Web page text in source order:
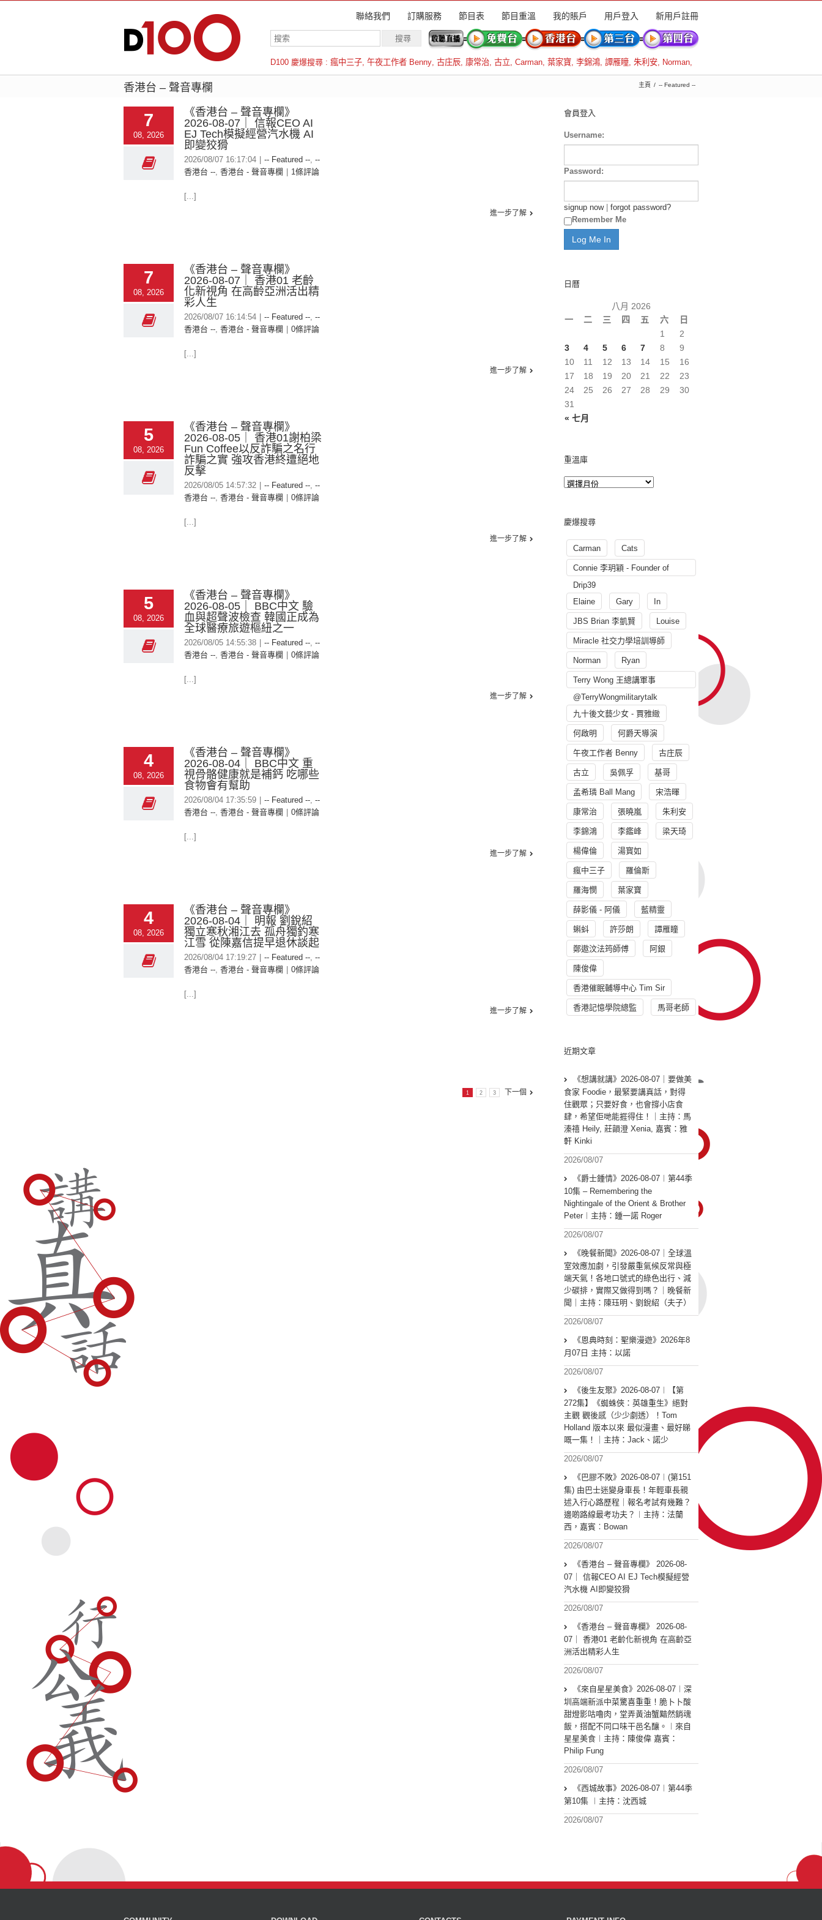
聯絡我們 訂購服務 節目表 節目重溫 我的賬戶 用戶登入 新用戶註冊
D100 慶爆搜尋 : 瘋中三子, 午夜工作者 Benny, 古庄辰, 康常治, 古立, Carman, 葉家寶, 李錦鴻, 譚雁瞳, 朱利安, Norman,
羅倫斯
香港台 – 聲音專欄 主頁 -- Featured --
7
08, 2026
《香港台 – 聲音專欄》
2026-08-07｜ 信報CEO AI
EJ Tech模擬經營汽水機 AI
即變狡猾
2026/08/07 16:17:04 -- Featured --, --
香港台 --, 香港台 - 聲音專欄 1條評論
[...]
進一步了解
7
08, 2026
《香港台 – 聲音專欄》
2026-08-07｜ 香港01 老齡
化新視角 在高齡亞洲活出精
彩人生
2026/08/07 16:14:54 -- Featured --, --
香港台 --, 香港台 - 聲音專欄 0條評論
[...]
進一步了解
5
08, 2026
《香港台 – 聲音專欄》
2026-08-05｜ 香港01謝柏梁
Fun Coffee以反詐騙之名行
詐騙之實 強攻香港終遭絕地
反擊
2026/08/05 14:57:32 -- Featured --, --
香港台 --, 香港台 - 聲音專欄 0條評論
[...]
進一步了解
5
08, 2026
《香港台 – 聲音專欄》
2026-08-05｜ BBC中文 驗
血與超聲波檢查 韓國正成為
全球醫療旅遊樞紐之一
2026/08/05 14:55:38 -- Featured --, --
香港台 --, 香港台 - 聲音專欄 0條評論
[...]
進一步了解
4
08, 2026
《香港台 – 聲音專欄》
2026-08-04｜ BBC中文 重
視骨骼健康就是補鈣 吃哪些
食物會有幫助
2026/08/04 17:35:59 -- Featured --, --
香港台 --, 香港台 - 聲音專欄 0條評論
[...]
進一步了解
4
08, 2026
《香港台 – 聲音專欄》
2026-08-04｜ 明報 劉銳紹
獨立寒秋湘江去 孤舟獨釣寒
江雪 從陳嘉信提早退休談起
2026/08/04 17:19:27 -- Featured --, --
香港台 --, 香港台 - 聲音專欄 0條評論
[...]
進一步了解
1 2 3 下一個
會員登入
Username:
Password:
signup now| forgot password?
Remember Me
日曆
八月 2026
一
二 三 四 五 六 日
« 七月
1
2
3
4 5 6 7 8
9
10
11 12 13 14 15
16
17
18 19 20 21 22
23
24
25 26 27 28 29
30
31
重溫庫
慶爆搜尋
Carman Cats
Connie 李玥穎 - Founder of
Drip39
Elaine
Gary In
JBS Brian 李凱賢 Louise
Miracle 社交力學培訓導師
Norman Ryan
Terry Wong 王總講軍事
@TerryWongmilitarytalk
九十後文藝少女 - 賈雅緻
何啟明 何爵天導演
午夜工作者 Benny 古庄辰
古立 吳佩孚 基哥
孟希璘 Ball Mang 宋浩暉
康常治 張曉嵐 朱利安
李錦鴻 李鑑峰 梁天琦
楊偉倫 湯寳如
瘋中三子 羅倫斯
羅海憫 葉家寶
薛影儀 - 阿儀 藍精靈
蝌蚪 許莎朗 譚雁瞳
鄭遨汶法筠師傅 阿銀
陳俊偉
香港催眠輔導中心 Tim Sir
香港記憶學院總監 馬哥老師
近期文章
《想講就講》2026-08-07｜要做美
食家 Foodie，最緊要講真話，對得
住觀眾；只要好食，也會撐小店食
肆，希望佢哋能捱得住！｜主持：馬
溱禧 Heily, 莊韻澄 Xenia, 嘉賓：雅
軒 Kinki
2026/08/07
《爵士鍾情》2026-08-07︱第44季
10集 – Remembering the
Nightingale of the Orient & Brother
Peter︱主持：鍾一諾 Roger
2026/08/07
《晚餐新聞》2026-08-07｜全球溫
室效應加劇，引發嚴重氣候反常與極
端天氣！各地口號式的綠色出行、減
少碳排，實際又做得到嗎？｜晚餐新
聞｜主持：陳珏明、劉銳紹（夫子）
2026/08/07
《恩典時刻：聖樂漫遊》2026年8
月07日 主持：以諾
2026/08/07
《後生友聚》2026-08-07︱【第
272集】《蜘蛛俠：英雄重生》絕對
主觀 觀後感（少少劇透）！Tom
Holland 版本以來 最似漫畫、最好睇
嘅一集！｜主持：Jack、諾少
2026/08/07
《巴膠不敗》2026-08-07︱(第151
集) 由巴士迷變身車長！年輕車長親
述入行心路歷程｜報名考試有幾難？
邊啲路線最考功夫？︱主持：法蘭
西，嘉賓︰Bowan
2026/08/07
《香港台 – 聲音專欄》 2026-08-
07｜ 信報CEO AI EJ Tech模擬經營
汽水機 AI即變狡猾
2026/08/07
《香港台 – 聲音專欄》 2026-08-
07｜ 香港01 老齡化新視角 在高齡亞
洲活出精彩人生
2026/08/07
《來自星星美食》2026-08-07︱深
圳高端新派中菜驚喜重重！脆卜卜酸
甜燈影咕嚕肉，堂弄黃油蟹黯然銷魂
飯，搭配不同口味干邑名釀。︱來自
星星美食︱主持：陳俊偉 嘉賓：
Philip Fung
2026/08/07
《西城故事》2026-08-07︱第44季
第10集 ︱主持：沈西城
2026/08/07